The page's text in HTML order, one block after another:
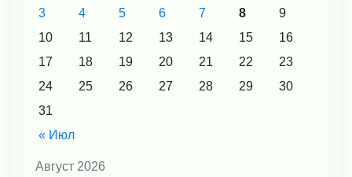
Август 2026
« Июл
3
4 5 6 7 8
9
10
11 12 13 14 15
16
17
18 19 20 21 22
23
24
25 26 27 28 29
30
31